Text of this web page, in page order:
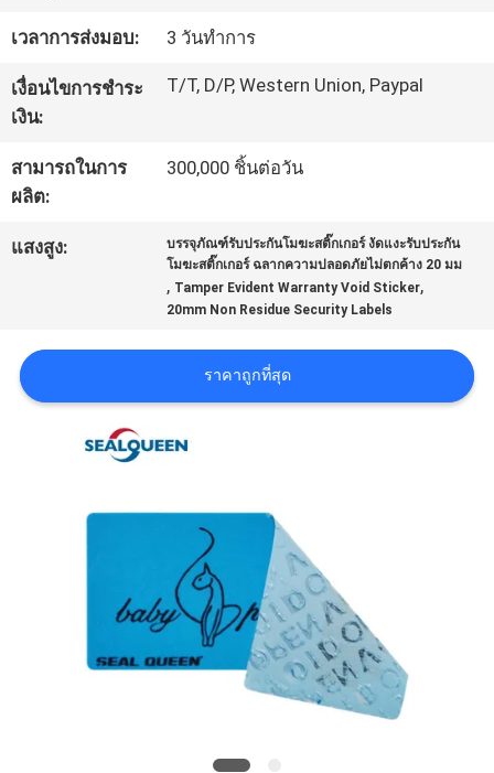
ติดต่อ
เรา
ขอ
แผนผัง
เว็บไซต์
เวลาการส่งมอบ: 3 วันทำการ
เงื่อนไขการชำระ
เงิน:
T/T, D/P, Western Union, Paypal
สามารถในการ
ผลิต:
300,000 ชิ้นต่อวัน
แสงสูง:
บรรจุภัณฑ์รับประกันโมฆะสติ๊กเกอร์ งัดแงะรับประกัน
โมฆะสติ๊กเกอร์ ฉลากความปลอดภัยไม่ตกค้าง 20 มม
, Tamper Evident Warranty Void Sticker,
20mm Non Residue Security Labels
ราคาถูกที่สุด